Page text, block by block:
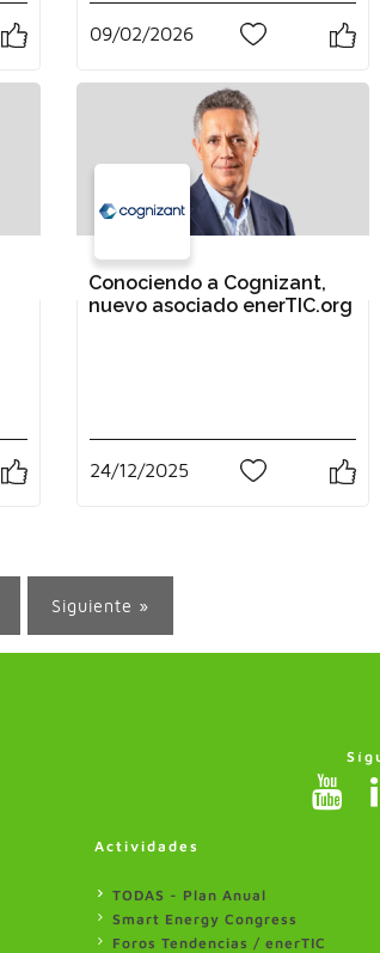
09/02/2026
Conociendo a Cognizant,
nuevo asociado enerTIC.org
24/12/2025
Siguiente »
Actividades
TODAS - Plan Anual
Smart Energy Congress
Foros Tendencias / enerTIC